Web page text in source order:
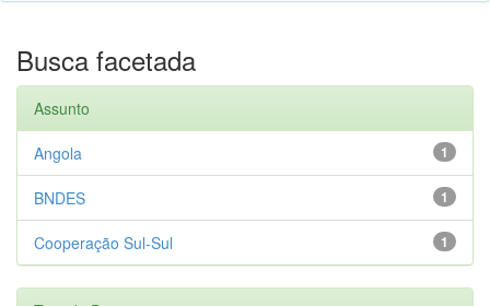
Busca facetada
Assunto
1
Angola
1
BNDES
1
Cooperação Sul-Sul